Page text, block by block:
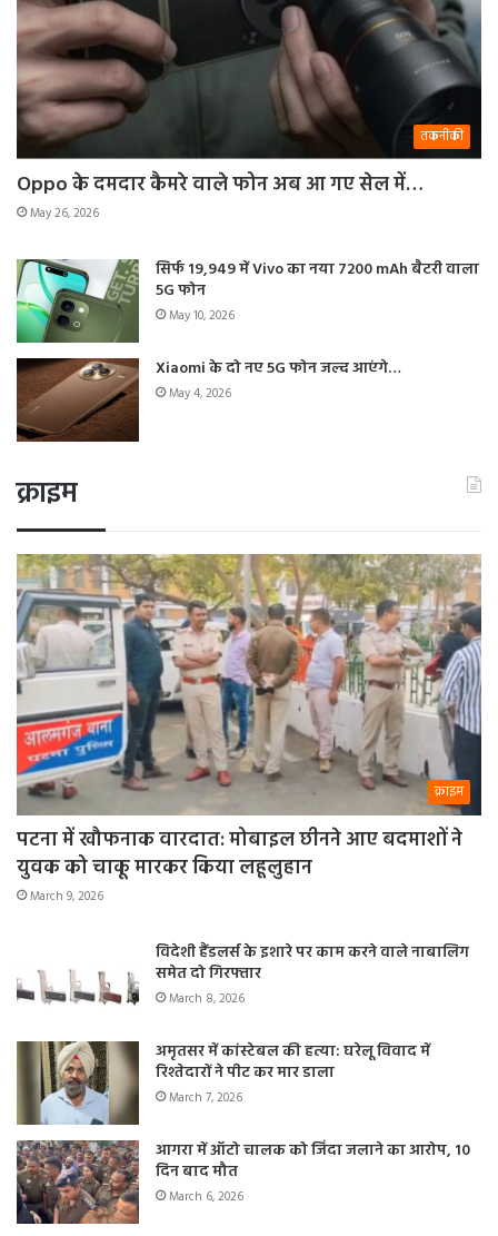
तकनीकी
Oppo के दमदार कैमरे वाले फोन अब आ गए सेल में…
May 26, 2026
सिर्फ 19,949 में Vivo का नया 7200 mAh बैटरी वाला
5G फोन
May 10, 2026
Xiaomi के दो नए 5G फोन जल्द आएंगे…
May 4, 2026
क्राइम
क्राइम
पटना में खौफनाक वारदात: मोबाइल छीनने आए बदमाशों ने
युवक को चाकू मारकर किया लहूलुहान
March 9, 2026
विदेशी हैंडलर्स के इशारे पर काम करने वाले नाबालिग
समेत दो गिरफ्तार
March 8, 2026
अमृतसर में कांस्टेबल की हत्या: घरेलू विवाद में
रिश्तेदारों ने पीट कर मार डाला
March 7, 2026
आगरा में ऑटो चालक को जिंदा जलाने का आरोप, 10
दिन बाद मौत
March 6, 2026